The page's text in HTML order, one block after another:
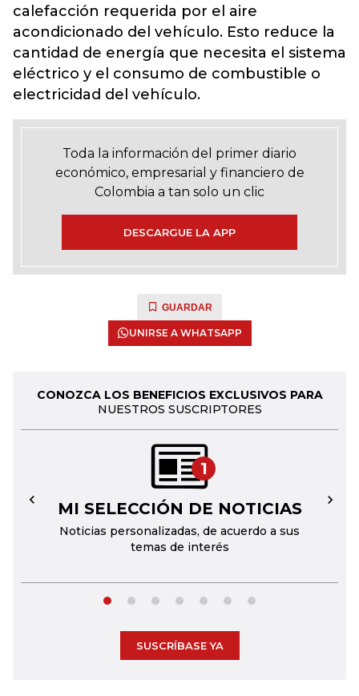
calefacción requerida por el aire
acondicionado del vehículo. Esto reduce la
cantidad de energía que necesita el sistema
eléctrico y el consumo de combustible o
electricidad del vehículo.
Toda la información del primer diario
económico, empresarial y financiero de
Colombia a tan solo un clic
DESCARGUE LA APP
GUARDAR
UNIRSE A WHATSAPP
CONOZCA LOS BENEFICIOS EXCLUSIVOS PARA
NUESTROS SUSCRIPTORES
1
MI SELECCIÓN DE NOTICIAS
Noticias personalizadas, de acuerdo a sus
temas de interés
← →
SUSCRÍBASE YA